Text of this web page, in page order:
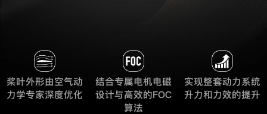
桨叶外形由空气动
力学专家深度优化
结合专属电机电磁
设计与高效的FOC
算法
实现整套动力系统
升力和力效的提升